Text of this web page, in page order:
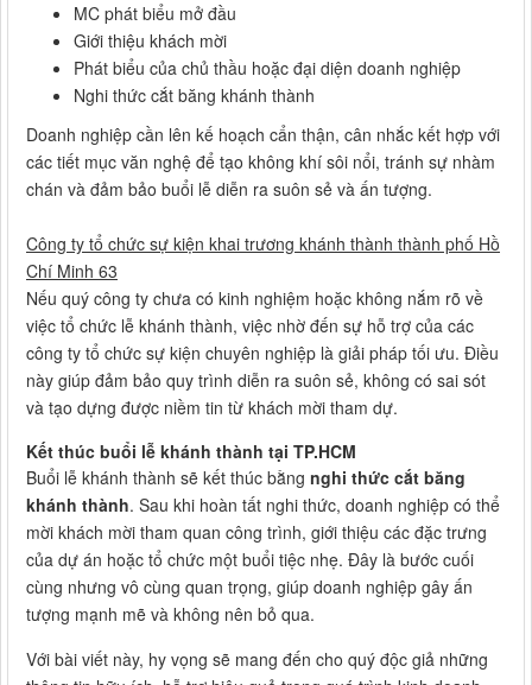
MC phát biểu mở đầu
Giới thiệu khách mời
Phát biểu của chủ thầu hoặc đại diện doanh nghiệp
Nghi thức cắt băng khánh thành
Doanh nghiệp cần lên kế hoạch cẩn thận, cân nhắc kết hợp với
các tiết mục văn nghệ để tạo không khí sôi nổi, tránh sự nhàm
chán và đảm bảo buổi lễ diễn ra suôn sẻ và ấn tượng.
Công ty tổ chức sự kiện khai trương khánh thành thành phố Hồ
Chí Minh 63
Nếu quý công ty chưa có kinh nghiệm hoặc không nắm rõ về
việc tổ chức lễ khánh thành, việc nhờ đến sự hỗ trợ của các
công ty tổ chức sự kiện chuyên nghiệp là giải pháp tối ưu. Điều
này giúp đảm bảo quy trình diễn ra suôn sẻ, không có sai sót
và tạo dựng được niềm tin từ khách mời tham dự.
Kết thúc buổi lễ khánh thành tại TP.HCM
Buổi lễ khánh thành sẽ kết thúc bằng nghi thức cắt băng
khánh thành. Sau khi hoàn tất nghi thức, doanh nghiệp có thể
mời khách mời tham quan công trình, giới thiệu các đặc trưng
của dự án hoặc tổ chức một buổi tiệc nhẹ. Đây là bước cuối
cùng nhưng vô cùng quan trọng, giúp doanh nghiệp gây ấn
tượng mạnh mẽ và không nên bỏ qua.
Với bài viết này, hy vọng sẽ mang đến cho quý độc giả những